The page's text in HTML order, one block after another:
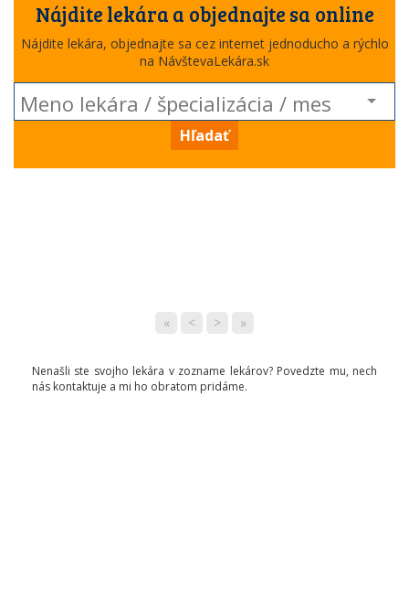
Nájdite lekára a objednajte sa online
Nájdite lekára, objednajte sa cez internet jednoducho a rýchlo
na NávštevaLekára.sk
Hľadať
« < > »
Nenašli ste svojho lekára v zozname lekárov? Povedzte mu, nech
nás kontaktuje a mi ho obratom pridáme.